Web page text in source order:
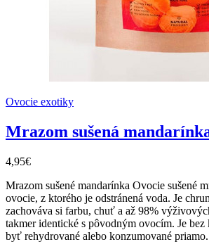
Ovocie exotiky
Mrazom sušená
4,95€
Mrazom sušené mandarínka Ovocie sušené
ovocie, z ktorého je odstránená voda. Je
zachováva si farbu, chuť a až 98%
takmer identické s pôvodným ovocím. Je
byť rehydrované alebo konzumované